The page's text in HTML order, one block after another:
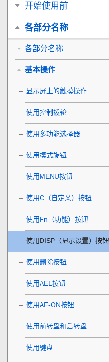
开始使用前
各部分名称
各部分名称
基本操作
显示屏上的触摸操作
使用控制拨轮
使用多功能选择器
使用模式旋钮
使用MENU按钮
使用C（自定义）按钮
使用Fn （功能）按钮
使用DISP（显示设置）按钮
使用删除按钮
使用AEL按钮
使用AF-ON按钮
使用前转盘和后转盘
使用键盘